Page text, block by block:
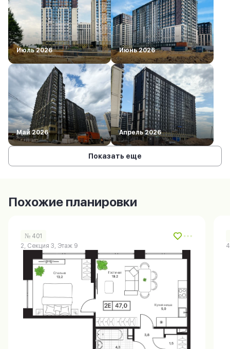
Июль 2026 Июнь 2026
Май 2026 Апрель 2026
Показать еще
Похожие планировки
№ 401
2, Секция 3, Этаж 9